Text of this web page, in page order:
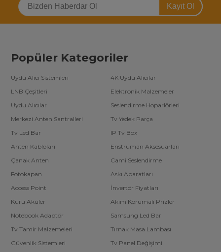
Kayıt Ol
Popüler Kategoriler
Uydu Alıcı Sistemleri
4K Uydu Alıcılar
LNB Çeşitleri
Elektronik Malzemeler
Uydu Alıcılar
Seslendirme Hoparlörleri
Merkezi Anten Santralleri
Tv Yedek Parça
Tv Led Bar
IP Tv Box
Anten Kabloları
Enstrüman Aksesuarları
Çanak Anten
Cami Seslendirme
Fotokapan
Askı Aparatları
Access Point
İnvertör Fiyatları
Kuru Aküler
Akım Korumalı Prizler
Notebook Adaptör
Samsung Led Bar
Tv Tamir Malzemeleri
Tırnak Masa Lambası
Güvenlik Sistemleri
Tv Panel Değişimi